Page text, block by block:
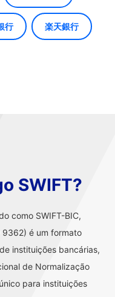
行 楽天銀行
SWIFT?
como SWIFT-BIC,
9362) é um formato
instituições bancárias,
de Normalização
para instituições